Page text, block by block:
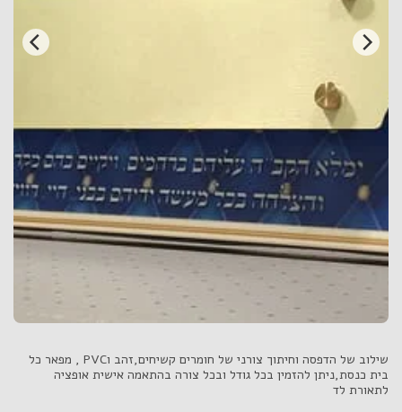
שילוב של הדפסה וחיתוך צורני של חומרים קשיחים,זהב וPVC , מפאר כל
בית כנסת,ניתן להזמין בכל גודל ובכל צורה בהתאמה אישית אופציה
לתאורת לד